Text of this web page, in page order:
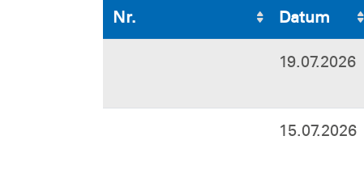
Nr. Datum
19.07.2026
15.07.2026